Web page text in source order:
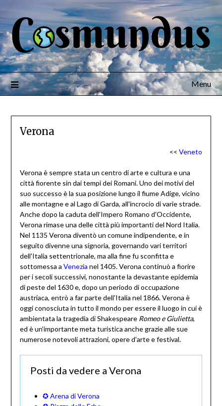
Menu
Verona
<<Veneto
Verona è sempre stata un centro di arte e cultura e una
città fiorente sin dai tempi dei Romani. Uno dei motivi del
suo successo è la sua posizione lungo il fiume Adige, vicino
alle montagne e al Lago di Garda, all'incrocio di varie strade.
Anche dopo la caduta dell'Impero Romano d'Occidente,
Verona rimase una delle città più importanti del Nord Italia.
Nel 1135 Verona diventò un comune indipendente, e in
seguito divenne una signoria, governando vari territori
dell'Italia settentrionale, ma alla fine fu sconfitta e
sottomessa a Venezia nel 1405. Verona continuò a fiorire
per i secoli successivi, nonostante la devastante epidemia
di peste del 1630 e, dopo un periodo di occupazione
austriaca, entrò a far parte dell'Italia nel 1866. Verona è
oggi conosciuta in tutto il mondo per essere il luogo in cui è
ambientata la tragedia di Shakespeare Romeo e Giulietta,
ed è un'importante meta turistica anche grazie alle sue
numerose notevoli attrazioni, opere d'arte e festival.
Posti da vedere a Verona
✪ Arena di Verona